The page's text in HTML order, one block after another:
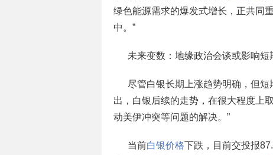
绿色能源需求的爆发式增长，正共同
中。”
未来变数：地缘政治会谈或影响短
尽管白银长期上涨趋势明确，但
出，白银后续的走势，在很大程度上
动美伊冲突等问题的解决。”
当前白银价格下跌，目前交投报